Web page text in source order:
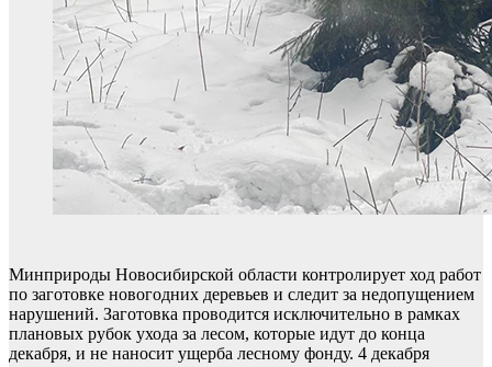
Минприроды Новосибирской области контролирует ход работ
по заготовке новогодних деревьев и следит за недопущением
нарушений. Заготовка проводится исключительно в рамках
плановых рубок ухода за лесом, которые идут до конца
декабря, и не наносит ущерба лесному фонду. 4 декабря